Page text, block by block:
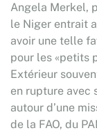
Angela Merkel,
le Niger entrait
avoir une telle
pour les «petits
Extérieur
en rupture avec
autour d’une
de la FAO, du